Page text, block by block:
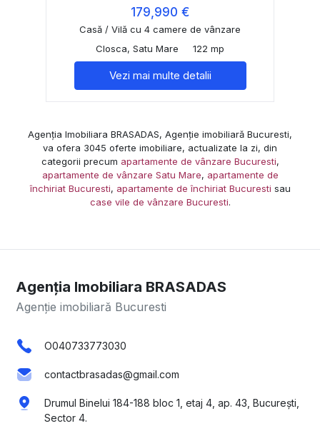
179,990 €
Casă / Vilă cu 4 camere de vânzare
Closca, Satu Mare
122 mp
Vezi mai multe detalii
Agenția Imobiliara BRASADAS, Agenție imobiliară Bucuresti,
va ofera 3045 oferte imobiliare, actualizate la zi, din
categorii precum apartamente de vânzare Bucuresti,
apartamente de vânzare Satu Mare, apartamente de
închiriat Bucuresti, apartamente de închiriat Bucuresti sau
case vile de vânzare Bucuresti.
Agenția Imobiliara BRASADAS
Agenție imobiliară Bucuresti
O040733773030
contactbrasadas@gmail.com
Drumul Binelui 184-188 bloc 1, etaj 4, ap. 43, București,
Sector 4.